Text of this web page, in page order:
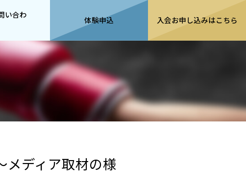
い合わ
体験申込 入会お申し込みはこちら
メディア取材の様